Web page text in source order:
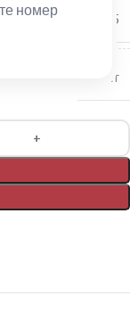
номер
125/95
Элит